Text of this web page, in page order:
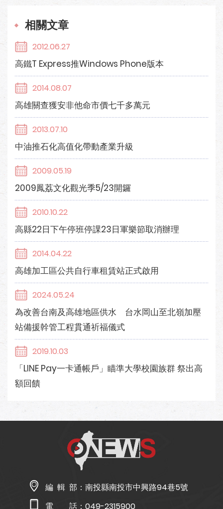
相關文章
2012.06.27
高鐵T Express推Windows Phone版本
2014.08.07
高雄關查獲安非他命市價七千多萬元
2013.07.10
中油推石化高值化帶動產業升級
2009.05.19
2009鳳荔文化觀光季5/23開鑼
2010.10.22
高縣22日下午停班停課23日軍樂節取消辦理
2014.04.22
高雄加工區公共自行車租賃站正式啟用
2024.05.24
為改善台南及高雄地區供水 台水岡山至北嶺加壓
站備援幹管工程貫通祈福儀式
2019.10.03
「LINE Pay一卡通帳戶」瞄準大學校園族群 祭出高
額回饋
編 輯 部： 南投縣南投市中興路94巷5號
電 話： 049-2315900